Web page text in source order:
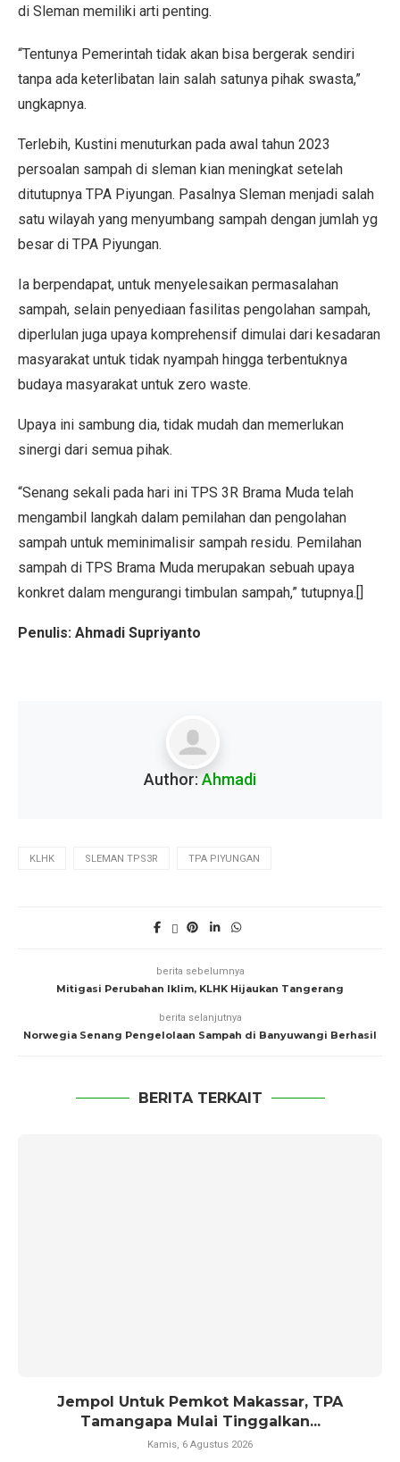
di Sleman memiliki arti penting.
“Tentunya Pemerintah tidak akan bisa bergerak sendiri
tanpa ada keterlibatan lain salah satunya pihak swasta,”
ungkapnya.
Terlebih, Kustini menuturkan pada awal tahun 2023
persoalan sampah di sleman kian meningkat setelah
ditutupnya TPA Piyungan. Pasalnya Sleman menjadi salah
satu wilayah yang menyumbang sampah dengan jumlah yg
besar di TPA Piyungan.
Ia berpendapat, untuk menyelesaikan permasalahan
sampah, selain penyediaan fasilitas pengolahan sampah,
diperlulan juga upaya komprehensif dimulai dari kesadaran
masyarakat untuk tidak nyampah hingga terbentuknya
budaya masyarakat untuk zero waste.
Upaya ini sambung dia, tidak mudah dan memerlukan
sinergi dari semua pihak.
“Senang sekali pada hari ini TPS 3R Brama Muda telah
mengambil langkah dalam pemilahan dan pengolahan
sampah untuk meminimalisir sampah residu. Pemilahan
sampah di TPS Brama Muda merupakan sebuah upaya
konkret dalam mengurangi timbulan sampah,” tutupnya.[]
Penulis: Ahmadi Supriyanto
Author: Ahmadi
KLHK SLEMAN TPS3R TPA PIYUNGAN
berita sebelumnya
Mitigasi Perubahan Iklim, KLHK Hijaukan Tangerang
berita selanjutnya
Norwegia Senang Pengelolaan Sampah di Banyuwangi Berhasil
BERITA TERKAIT
Jempol Untuk Pemkot Makassar, TPA
Tamangapa Mulai Tinggalkan...
Kamis, 6 Agustus 2026